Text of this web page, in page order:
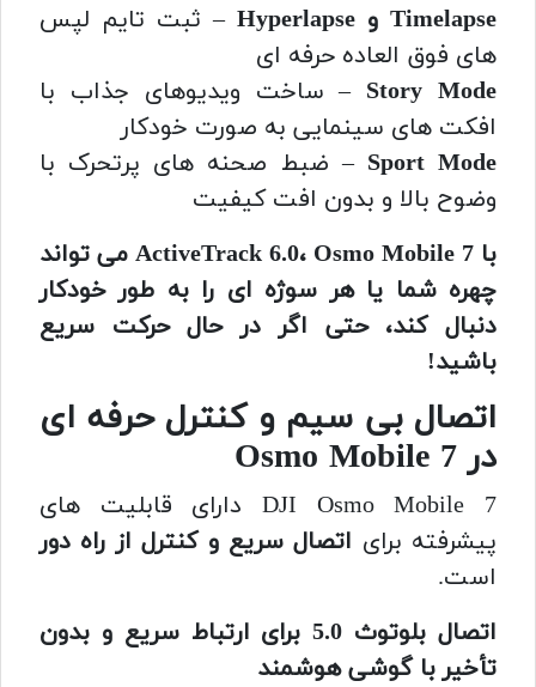
Timelapse و Hyperlapse
– ثبت تایم لپس
های فوق العاده حرفه ای
Story Mode – ساخت ویدیوهای جذاب با
افکت های سینمایی به صورت خودکار
Sport Mode – ضبط صحنه های پرتحرک با
وضوح بالا و بدون افت کیفیت
با ActiveTrack 6.0، Osmo Mobile 7 می تواند
چهره شما یا هر سوژه ای را به طور خودکار
دنبال کند، حتی اگر در حال حرکت سریع
باشید!
اتصال بی سیم و کنترل حرفه ای
در Osmo Mobile 7
DJI Osmo Mobile 7 دارای قابلیت های
پیشرفته برای اتصال سریع و کنترل از راه دور
است.
اتصال بلوتوث 5.0 برای ارتباط سریع و بدون
تأخیر با گوشی هوشمند